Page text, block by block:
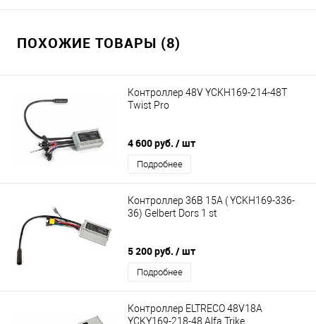
ПОХОЖИЕ ТОВАРЫ (8)
Контроллер 48V YCKH169-214-48T
Twist Pro
4 600 руб. / шт
Подробнее
Контроллер 36В 15А ( YCKH169-336-
36) Gelbert Dors 1 st
5 200 руб. / шт
Подробнее
Контроллер ELTRECO 48V18A
YCKY169-218-48 Alfa Trike